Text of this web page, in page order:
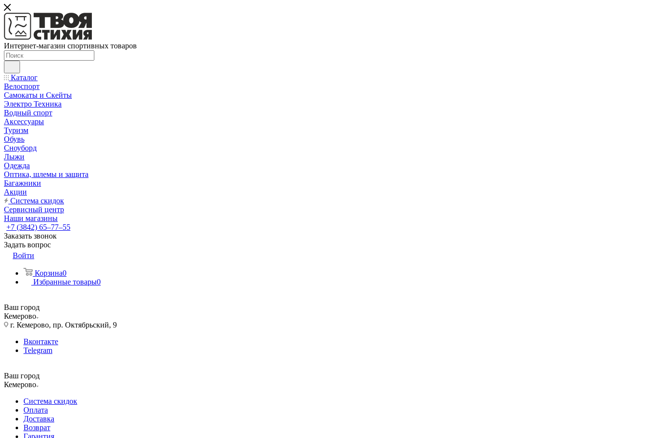
Интернет-магазин спортивных товаров
Каталог
Велоспорт
Самокаты и Скейты
Электро Техника
Водный спорт
Аксессуары
Туризм
Обувь
Сноуборд
Лыжи
Одежда
Оптика, шлемы и защита
Багажники
Акции
Система скидок
Сервисный центр
Наши магазины
+7 (3842) 65–77–55
Заказать звонок
Задать вопрос
Войти
Корзина0
Избранные товары0
Ваш город
Кемерово
г. Кемерово, пр. Октябрьский, 9
Вконтакте
Telegram
Ваш город
Кемерово
Система скидок
Оплата
Доставка
Возврат
Гарантия